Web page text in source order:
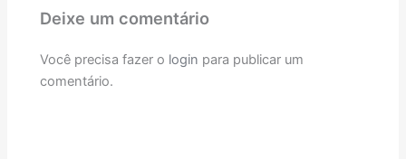
Deixe um comentário
Você precisa fazer o login para publicar um
comentário.